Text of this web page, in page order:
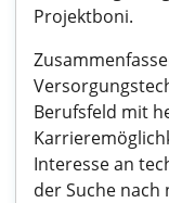
Projektboni.
Berufsfeld mit
Interesse an
der Suche